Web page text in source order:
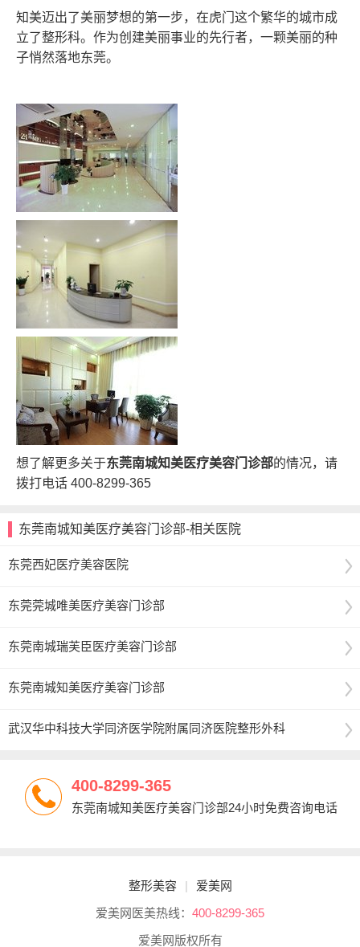
知美迈出了美丽梦想的第一步，在虎门这个繁华的城市成
立了整形科。作为创建美丽事业的先行者，一颗美丽的种
子悄然落地东莞。
想了解更多关于东莞南城知美医疗美容门诊部的情况，请
拨打电话 400-8299-365
东莞南城知美医疗美容门诊部-相关医院
东莞西妃医疗美容医院
东莞莞城唯美医疗美容门诊部
东莞南城瑞芙臣医疗美容门诊部
东莞南城知美医疗美容门诊部
武汉华中科技大学同济医学院附属同济医院整形外科
400-8299-365
东莞南城知美医疗美容门诊部24小时免费咨询电话
整形美容 |
爱美网
爱美网医美热线： 400-8299-365
爱美网版权所有